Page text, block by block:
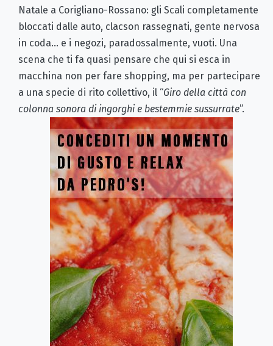
Natale a Corigliano-Rossano: gli Scali completamente
bloccati dalle auto, clacson rassegnati, gente nervosa
in coda… e i negozi, paradossalmente, vuoti. Una
scena che ti fa quasi pensare che qui si esca in
macchina non per fare shopping, ma per partecipare
a una specie di rito collettivo, il “Giro della città con
colonna sonora di ingorghi e bestemmie sussurrate”.